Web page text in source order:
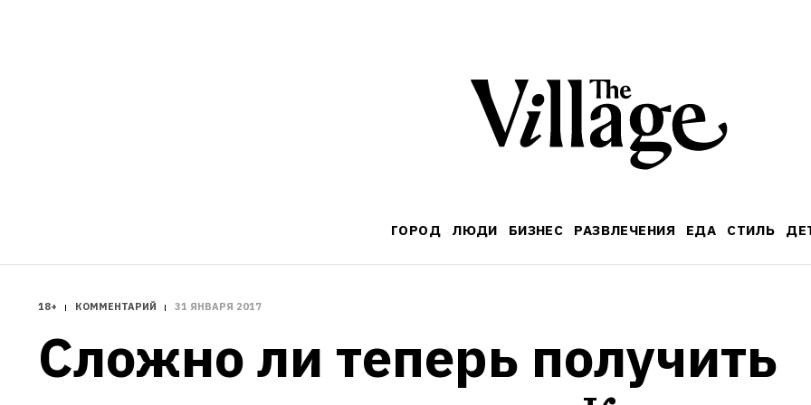
ГОРОД ЛЮДИ БИЗНЕС РАЗВЛЕЧЕНИЯ ЕДА СТИЛЬ
18+ КОММЕНТАРИЙ 31 ЯНВАРЯ 2017
Сложно ли теперь получить